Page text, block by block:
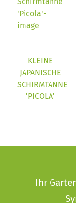
KLEINE
JAPANISCHE
SCHIRMTANNE
'PICOLA'
Ihr